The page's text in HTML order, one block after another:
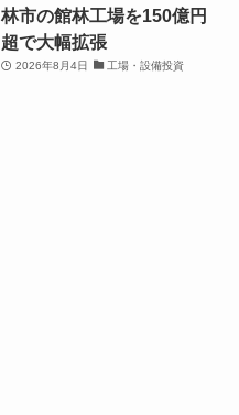
林市の館林工場を150億円
超で大幅拡張
2026年8月4日 工場・設備投資